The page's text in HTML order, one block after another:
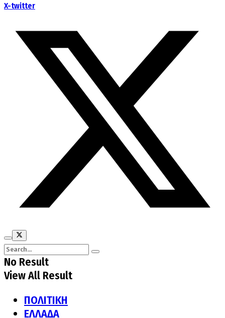
X-twitter
No Result
View All Result
ΠΟΛΙΤΙΚΗ
ΕΛΛΑΔΑ